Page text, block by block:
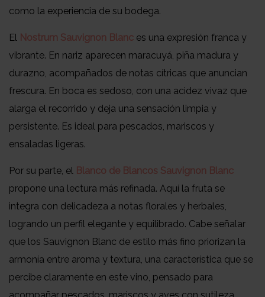
como la experiencia de su bodega.
El Nostrum Sauvignon Blanc es una expresión franca y
vibrante. En nariz aparecen maracuyá, piña madura y
durazno, acompañados de notas cítricas que anuncian
frescura. En boca es sedoso, con una acidez vivaz que
alarga el recorrido y deja una sensación limpia y
persistente. Es ideal para pescados, mariscos y
ensaladas ligeras.
Por su parte, el Blanco de Blancos Sauvignon Blanc
propone una lectura más refinada. Aquí la fruta se
integra con delicadeza a notas florales y herbales,
logrando un perfil elegante y equilibrado. Cabe señalar
que los Sauvignon Blanc de estilo más fino priorizan la
armonía entre aroma y textura, una característica que se
percibe claramente en este vino, pensado para